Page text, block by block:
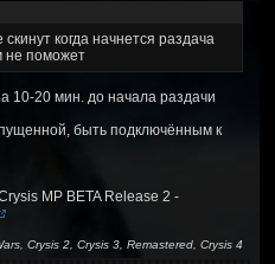
когда начнется раздача
не поможет
10-20 мин. до начала раздачи
быть подключённым к
MP BETA Release 2 -
Crysis 2, Crysis 3, Remastered, Crysis 4